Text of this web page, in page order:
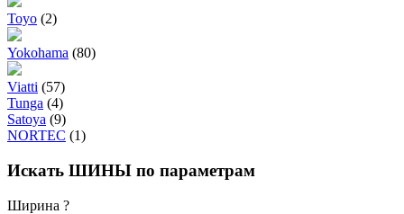
Toyo (2)
Yokohama (80)
Viatti (57)
Tunga (4)
Satoya (9)
NORTEC (1)
Искать ШИНЫ по параметрам
Ширина ?